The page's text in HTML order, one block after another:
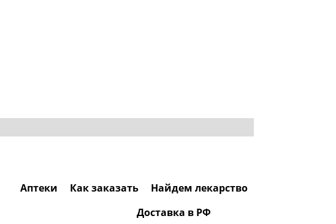
Аптеки Как заказать
Найдем лекарство
Доставка в РФ